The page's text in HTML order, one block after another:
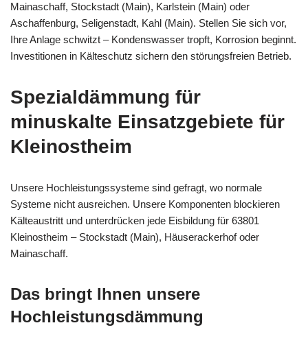
Mainaschaff, Stockstadt (Main), Karlstein (Main) oder
Aschaffenburg, Seligenstadt, Kahl (Main). Stellen Sie sich vor,
Ihre Anlage schwitzt – Kondenswasser tropft, Korrosion beginnt.
Investitionen in Kälteschutz sichern den störungsfreien Betrieb.
Spezialdämmung für
minuskalte Einsatzgebiete für
Kleinostheim
Unsere Hochleistungssysteme sind gefragt, wo normale
Systeme nicht ausreichen. Unsere Komponenten blockieren
Kälteaustritt und unterdrücken jede Eisbildung für 63801
Kleinostheim – Stockstadt (Main), Häuserackerhof oder
Mainaschaff.
Das bringt Ihnen unsere
Hochleistungsdämmung